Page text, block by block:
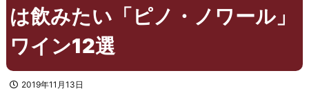
は飲みたい「ピノ・ノワール」
ワイン12選
2019年11月13日